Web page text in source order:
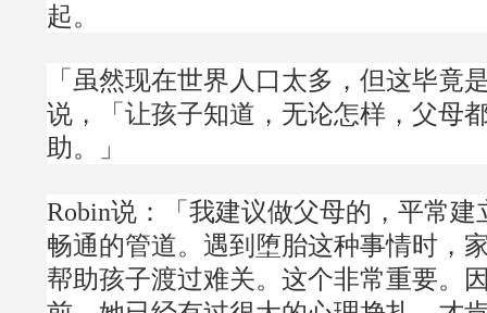
起。
「虽然现在世界人口太多，但这毕竟
说，「让孩子知道，无论怎样，父母
助。」
Robin说：「我建议做父母的，平常
畅通的管道。遇到堕胎这种事情时，
帮助孩子渡过难关。这个非常重要。